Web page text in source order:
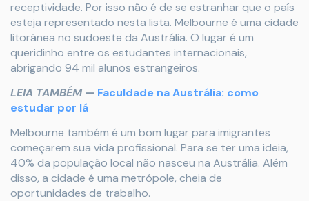
receptividade. Por isso não é de se estranhar que o país
esteja representado nesta lista. Melbourne é uma cidade
litorânea no sudoeste da Austrália. O lugar é um
queridinho entre os estudantes internacionais,
abrigando 94 mil alunos estrangeiros.
LEIA TAMBÉM— Faculdade na Austrália: como
estudar por lá
Melbourne também é um bom lugar para imigrantes
começarem sua vida profissional. Para se ter uma ideia,
40% da população local não nasceu na Austrália. Além
disso, a cidade é uma metrópole, cheia de
oportunidades de trabalho.